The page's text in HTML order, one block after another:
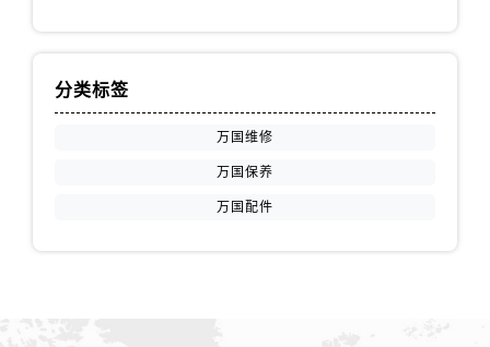
江西省九江市浔阳区浔阳路万国售后服务中心（需提前预约）
分类标签
万国维修
万国保养
万国配件